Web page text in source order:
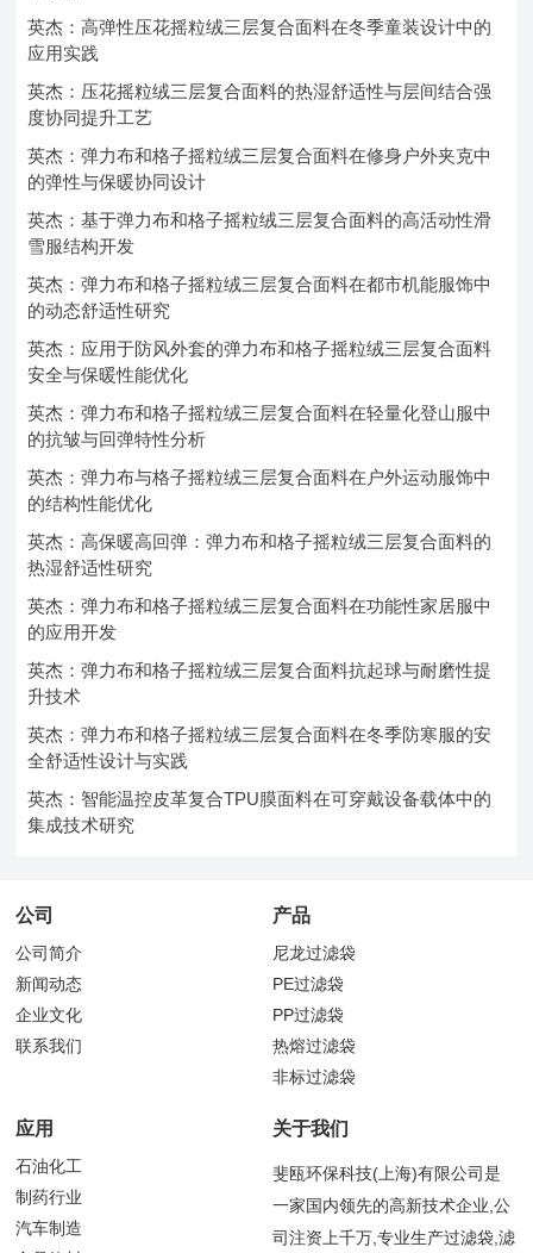
英杰：高弹性压花摇粒绒三层复合面料在冬季童装设计中的
应用实践
英杰：压花摇粒绒三层复合面料的热湿舒适性与层间结合强
度协同提升工艺
英杰：弹力布和格子摇粒绒三层复合面料在修身户外夹克中
的弹性与保暖协同设计
英杰：基于弹力布和格子摇粒绒三层复合面料的高活动性滑
雪服结构开发
英杰：弹力布和格子摇粒绒三层复合面料在都市机能服饰中
的动态舒适性研究
英杰：应用于防风外套的弹力布和格子摇粒绒三层复合面料
安全与保暖性能优化
英杰：弹力布和格子摇粒绒三层复合面料在轻量化登山服中
的抗皱与回弹特性分析
英杰：弹力布与格子摇粒绒三层复合面料在户外运动服饰中
的结构性能优化
英杰：高保暖高回弹：弹力布和格子摇粒绒三层复合面料的
热湿舒适性研究
英杰：弹力布和格子摇粒绒三层复合面料在功能性家居服中
的应用开发
英杰：弹力布和格子摇粒绒三层复合面料抗起球与耐磨性提
升技术
英杰：弹力布和格子摇粒绒三层复合面料在冬季防寒服的安
全舒适性设计与实践
英杰：智能温控皮革复合TPU膜面料在可穿戴设备载体中的
集成技术研究
公司
公司简介
新闻动态
企业文化
联系我们
产品
尼龙过滤袋
PE过滤袋
PP过滤袋
热熔过滤袋
非标过滤袋
应用
石油化工
制药行业
汽车制造
关于我们
斐瓯环保科技(上海)有限公司是
一家国内领先的高新技术企业,公
司注资上千万,专业生产过滤袋,滤